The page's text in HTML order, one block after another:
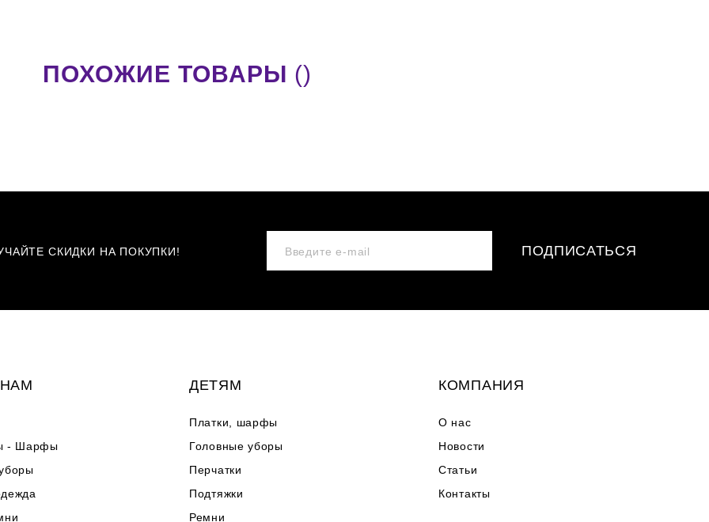
ПОХОЖИЕ ТОВАРЫ ()
СКИДКИ НА ПОКУПКИ! ПОДПИСАТЬСЯ
- Шарфы
ДЕТЯМ
Платки, шарфы
Головные уборы
Перчатки
Подтяжки
Ремни
КОМПАНИЯ
О нас
Новости
Статьи
Контакты